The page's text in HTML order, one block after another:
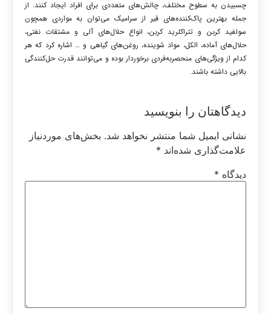
چسبیدن به سطوح مختلف، چالش‌های متعددی برای افراد ایجاد کنند. از
جمله بهترین پاک‌کننده‌های قیر از سرامیک می‌توان به مواردی همچون
سولفید کربن و تتراکلرید کربن، انواع حلال‌های آلی و مشتقات نفتی،
حلال‌های آماده، الکل، مواد شوینده، روغن‌های گیاهی و … اشاره کرد که هر
کدام از ویژگی‌های منحصربه‌فردی برخوردار بوده و می‌توانند قدرت حل‌کنندگی
بالایی داشته باشند.
دیدگاهتان را بنویسید
نشانی ایمیل شما منتشر نخواهد شد. بخش‌های موردنیاز
علامت‌گذاری شده‌اند *
دیدگاه *